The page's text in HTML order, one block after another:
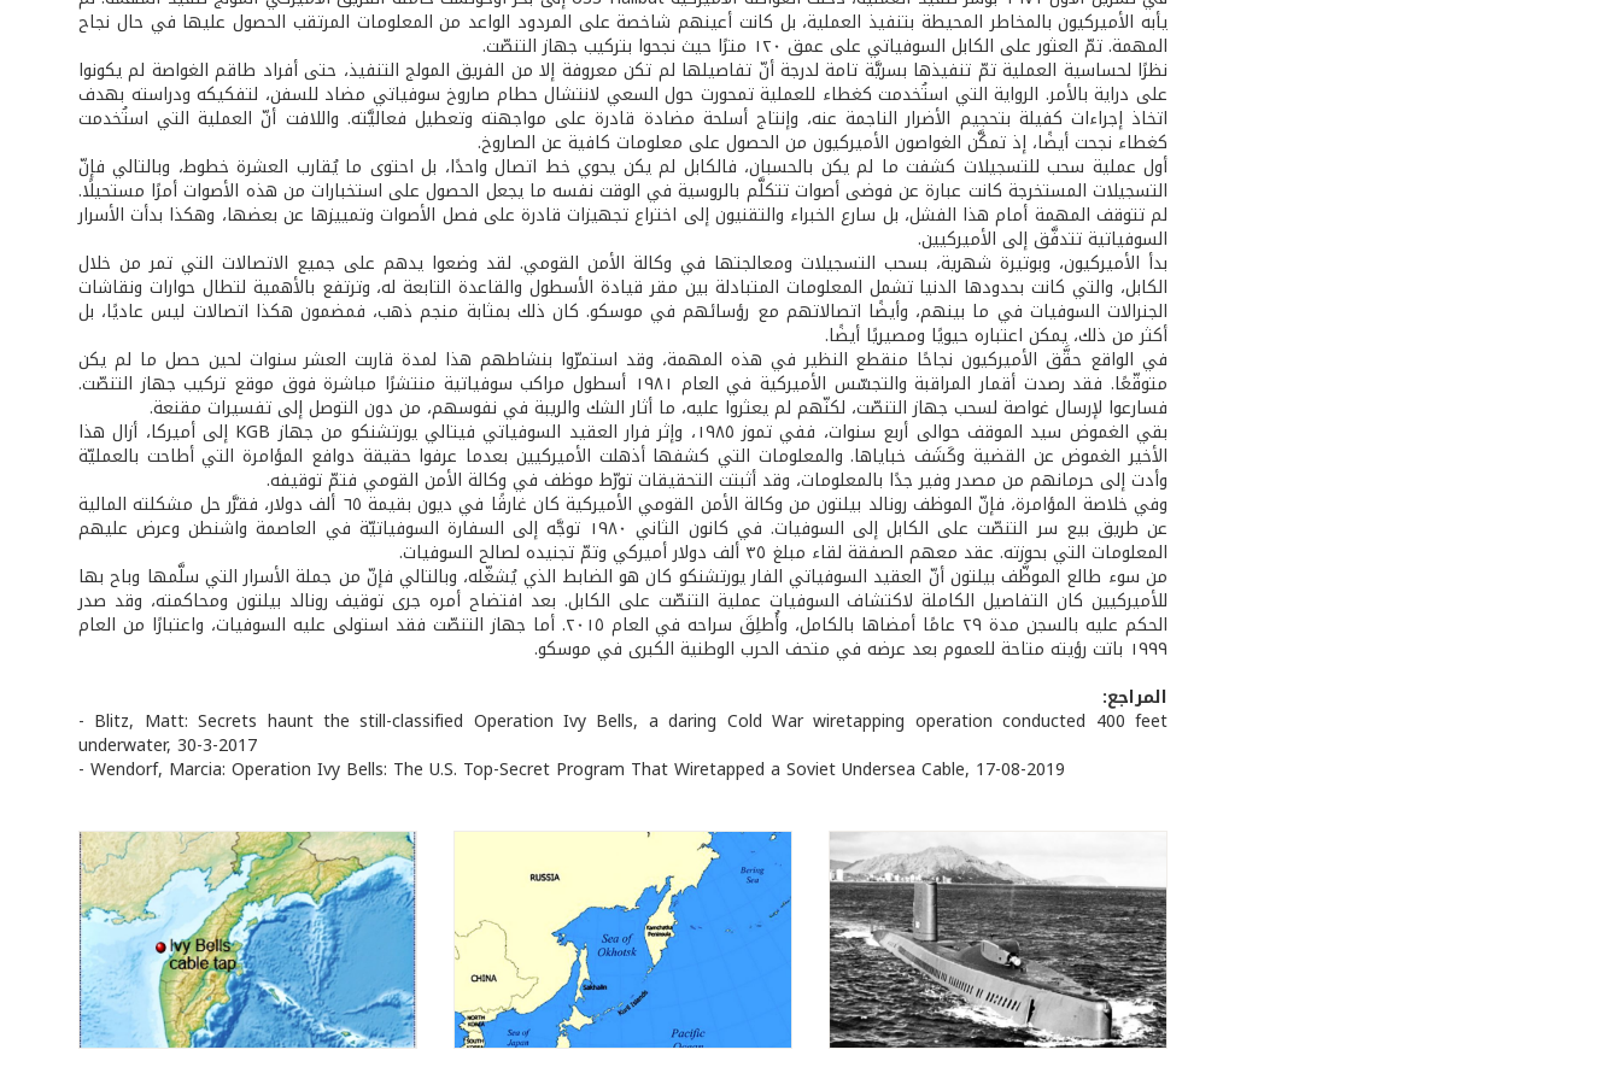
يأبه الأميركيون بالمخاطر المحيطة بتنفيذ العملية، بل كانت أعينهم شاخصة على المردود الواعد من المعلومات المرتقب الحصول عليها في حال نجاح
المهمة. تمّ العثور على الكابل السوفياتي على عمق ١٢٠ مترًا حيث نجحوا بتركيب جهاز التنصّت.
نظرًا لحساسية العملية تمّ تنفيذها بسريَّة تامة لدرجة أنّ تفاصيلها لم تكن معروفة إلا من الفريق المولج التنفيذ، حتى أفراد طاقم الغواصة لم يكونوا
على دراية بالأمر. الرواية التي استُخدمت كغطاء للعملية تمحورت حول السعي لانتشال حطام صاروخ سوفياتي مضاد للسفن، لتفكيكه ودراسته بهدف
اتخاذ إجراءات كفيلة بتحجيم الأضرار الناجمة عنه، وإنتاج أسلحة مضادة قادرة على مواجهته وتعطيل فعاليَّته. واللافت أنّ العملية التي استُخدمت
كغطاء نجحت أيضًا، إذ تمكَّن الغواصون الأميركيون من الحصول على معلومات كافية عن الصاروخ.
أول عملية سحب للتسجيلات كشفت ما لم يكن بالحسبان، فالكابل لم يكن يحوي خط اتصال واحدًا، بل احتوى ما يُقارب العشرة خطوط، وبالتالي فإنّ
التسجيلات المستخرجة كانت عبارة عن فوضى أصوات تتكلَّم بالروسية في الوقت نفسه ما يجعل الحصول على استخبارات من هذه الأصوات أمرًا مستحيلًا.
لم تتوقف المهمة أمام هذا الفشل، بل سارع الخبراء والتقنيون إلى اختراع تجهيزات قادرة على فصل الأصوات وتمييزها عن بعضها، وهكذا بدأت الأسرار
السوفياتية تتدفَّق إلى الأميركيين.
بدأ الأميركيون، وبوتيرة شهرية، بسحب التسجيلات ومعالجتها في وكالة الأمن القومي. لقد وضعوا يدهم على جميع الاتصالات التي تمر من خلال
الكابل، والتي كانت بحدودها الدنيا تشمل المعلومات المتبادلة بين مقر قيادة الأسطول والقاعدة التابعة له، وترتفع بالأهمية لتطال حوارات ونقاشات
الجنرالات السوفيات في ما بينهم، وأيضًا اتصالاتهم مع رؤسائهم في موسكو. كان ذلك بمثابة منجم ذهب، فمضمون هكذا اتصالات ليس عاديًا، بل
أكثر من ذلك، يمكن اعتباره حيويًا ومصيريًا أيضًا.
في الواقع حقَّق الأميركيون نجاحًا منقطع النظير في هذه المهمة، وقد استمرّوا بنشاطهم هذا لمدة قاربت العشر سنوات لحين حصل ما لم يكن
متوقّعًا. فقد رصدت أقمار المراقبة والتجسّس الأميركية في العام ١٩٨١ أسطول مراكب سوفياتية منتشرًا مباشرة فوق موقع تركيب جهاز التنصّت.
فسارعوا لإرسال غواصة لسحب جهاز التنصّت، لكنّهم لم يعثروا عليه، ما أثار الشك والريبة في نفوسهم، من دون التوصل إلى تفسيرات مقنعة.
بقي الغموض سيد الموقف حوالى أربع سنوات، ففي تموز ١٩٨٥، وإثر فرار العقيد السوفياتي فيتالي يورتشنكو من جهاز KGB إلى أميركا، أزال هذا
الأخير الغموض عن القضية وكَشَف خباياها. والمعلومات التي كشفها أذهلت الأميركيين بعدما عرفوا حقيقة دوافع المؤامرة التي أطاحت بالعمليّة
وأدت إلى حرمانهم من مصدر وفير جدًا بالمعلومات، وقد أثبتت التحقيقات تورّط موظف في وكالة الأمن القومي فتمّ توقيفه.
وفي خلاصة المؤامرة، فإنّ الموظف رونالد بيلتون من وكالة الأمن القومي الأميركية كان غارقًا في ديون بقيمة ٦٥ ألف دولار، فقرَّر حل مشكلته المالية
عن طريق بيع سر التنصّت على الكابل إلى السوفيات. في كانون الثاني ١٩٨٠ توجَّه إلى السفارة السوفياتيّة في العاصمة واشنطن وعرض عليهم
المعلومات التي بحوزته. عقد معهم الصفقة لقاء مبلغ ٣٥ ألف دولار أميركي وتمّ تجنيده لصالح السوفيات.
من سوء طالع الموظَّف بيلتون أنّ العقيد السوفياتي الفار يورتشنكو كان هو الضابط الذي يُشغّله، وبالتالي فإنّ من جملة الأسرار التي سلَّمها وباح بها
للأميركيين كان التفاصيل الكاملة لاكتشاف السوفيات عملية التنصّت على الكابل. بعد افتضاح أمره جرى توقيف رونالد بيلتون ومحاكمته، وقد صدر
الحكم عليه بالسجن مدة ٢٩ عامًا أمضاها بالكامل، وأُطلِقَ سراحه في العام ٢٠١٥. أما جهاز التنصّت فقد استولى عليه السوفيات، واعتبارًا من العام
١٩٩٩ باتت رؤيته متاحة للعموم بعد عرضه في متحف الحرب الوطنية الكبرى في موسكو.
المراجع:
- Blitz, Matt: Secrets haunt the still-classified Operation Ivy Bells, a daring Cold War wiretapping operation conducted 400 feet
underwater, 30-3-2017
- Wendorf, Marcia: Operation Ivy Bells: The U.S. Top-Secret Program That Wiretapped a Soviet Undersea Cable, 17-08-2019